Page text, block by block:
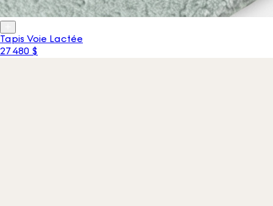
Tapis Voie Lactée
27 480 $